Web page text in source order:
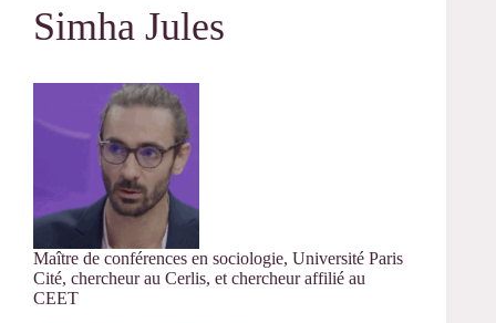
Simha Jules
Maître de conférences en sociologie, Université Paris
Cité, chercheur au Cerlis, et chercheur affilié au
CEET